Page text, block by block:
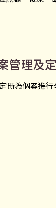
管理及
時為個案進